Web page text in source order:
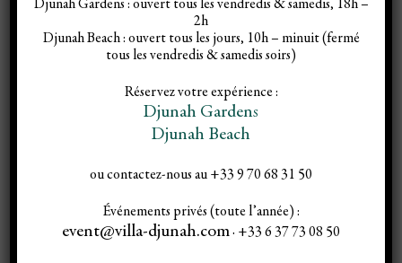
intérieurs élégants et intimistes
tous les vendredis et samedis, de 23h à 4h
Réservez dès maintenant et préparez-vous à vivre un week-
Djunah Gardens : ouvert tous les vendredis & samedis, 18h –
2h
Djunah Beach : ouvert tous les jours, 10h – minuit (fermé
tous les vendredis & samedis soirs)
Réservez votre expérience :
Djunah Gardens
Djunah Beach
ou contactez-nous au +33 9 70 68 31 50
Événements privés (toute l’année) :
event@villa-djunah.com· +33 6 37 73 08 50